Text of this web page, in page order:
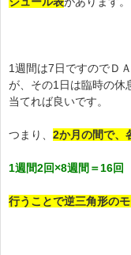
1週間は7日ですのでＤ
が、その1日は臨時の休
当てれば良いです。
つまり、 2か月の間で、
1週間2回×8週間＝16回
行うことで逆三角形の